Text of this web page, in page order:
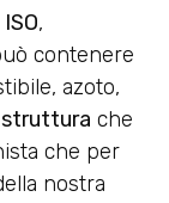
,
contenere
azoto,
struttura che
che per
nostra